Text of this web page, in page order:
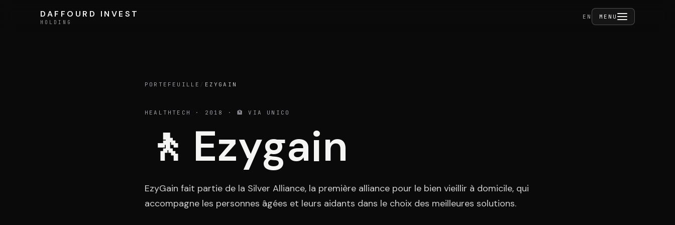
DAFFOURD INVEST
HOLDING
EN MENU
DAFFOURD INVEST
HOLDING
Portefeuille
Témoignages
ESPACE PRIVÉ
PORTEFEUILLE / EZYGAIN
HEALTHTECH · 2018 · 🏦 VIA UNICO
🚶 Ezygain
EzyGain fait partie de la Silver Alliance, la première alliance pour le bien vieillir à domicile, qui
accompagne les personnes âgées et leurs aidants dans le choix des meilleures solutions.